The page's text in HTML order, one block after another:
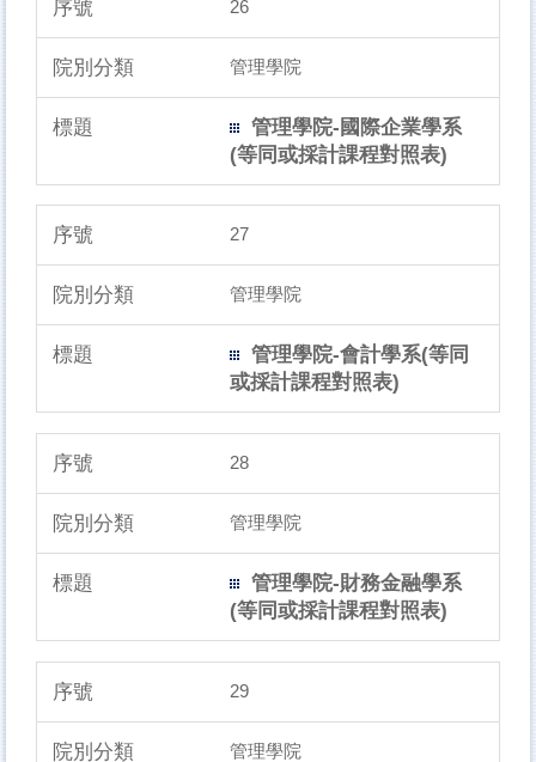
26
管理學院
管理學院-國際企業學系
(等同或採計課程對照表)
27
管理學院
管理學院-會計學系(等同
或採計課程對照表)
28
管理學院
管理學院-財務金融學系
(等同或採計課程對照表)
29
管理學院